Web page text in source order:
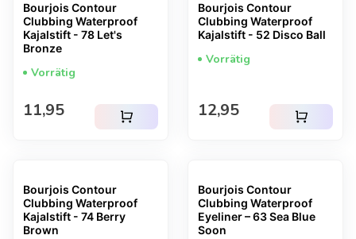
Bourjois Contour
Clubbing Waterproof
Kajalstift - 78 Let's
Bronze
Vorrätig
Regulärer Preis
11,95 shopping_cart
Bourjois Contour
Clubbing Waterproof
Kajalstift - 52 Disco Ball
Vorrätig
Regulärer Preis
12,95 shopping_cart
Bourjois Contour
Clubbing Waterproof
Kajalstift - 74 Berry
Brown
Bourjois Contour
Clubbing Waterproof
Eyeliner – 63 Sea Blue
Soon